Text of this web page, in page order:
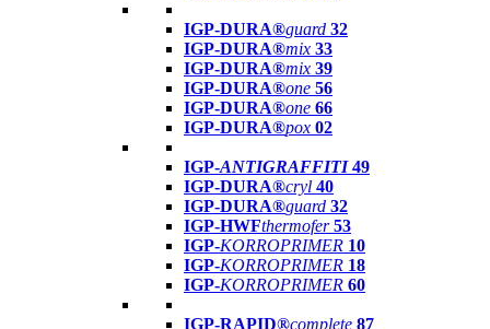
IGP-DURA®guard 32
IGP-DURA®mix 33
IGP-DURA®mix 39
IGP-DURA®one 56
IGP-DURA®one 66
IGP-DURA®pox 02
IGP-ANTIGRAFFITI49
IGP-DURA®cryl 40
IGP-DURA®guard 32
IGP-HWFthermofer 53
IGP-KORROPRIMER 10
IGP-KORROPRIMER 18
IGP-KORROPRIMER 60
IGP-RAPID®complete 87